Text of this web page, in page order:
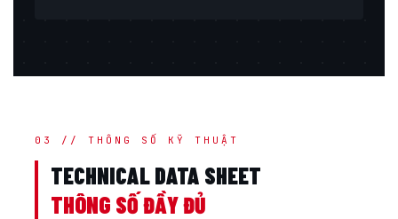
03 // THÔNG SỐ KỸ THUẬT
TECHNICAL DATA SHEET
THÔNG SỐ ĐẦY ĐỦ